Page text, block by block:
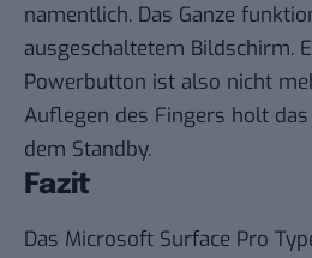
namentlich. Das Ganze
ausgeschaltetem Bildschirm.
Powerbutton ist also nicht
Auflegen des Fingers holt
dem Standby.
Fazit
Das Microsoft Surface Pro